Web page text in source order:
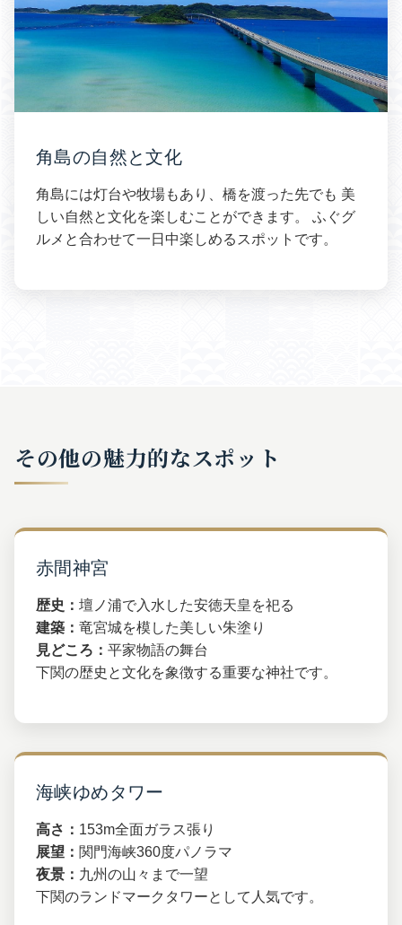
角島の自然と文化
角島には灯台や牧場もあり、橋を渡った先でも 美
しい自然と文化を楽しむことができます。 ふぐグ
ルメと合わせて一日中楽しめるスポットです。
その他の魅力的なスポット
赤間神宮
歴史： 壇ノ浦で入水した安徳天皇を祀る
建築： 竜宮城を模した美しい朱塗り
見どころ： 平家物語の舞台
下関の歴史と文化を象徴する重要な神社です。
海峡ゆめタワー
高さ： 153m全面ガラス張り
展望： 関門海峡360度パノラマ
夜景： 九州の山々まで一望
下関のランドマークタワーとして人気です。